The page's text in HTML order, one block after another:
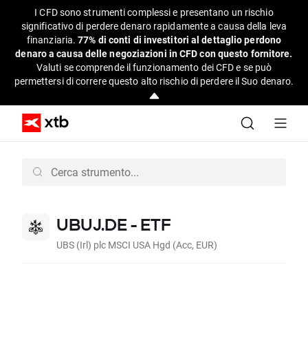
I CFD sono strumenti complessi e presentano un rischio
significativo di perdere denaro rapidamente a causa della leva
finanziaria.77% di conti di investitori al dettaglio perdono
denaro a causa delle negoziazioni in CFD con questo fornitore.
Valuti se comprende il funzionamento dei CFD e se può
permettersi di correre questo alto rischio di perdere il Suo denaro.
UBUJ.DE - ETF
UBS (Irl) plc MSCI USA Hgd (Acc, EUR)